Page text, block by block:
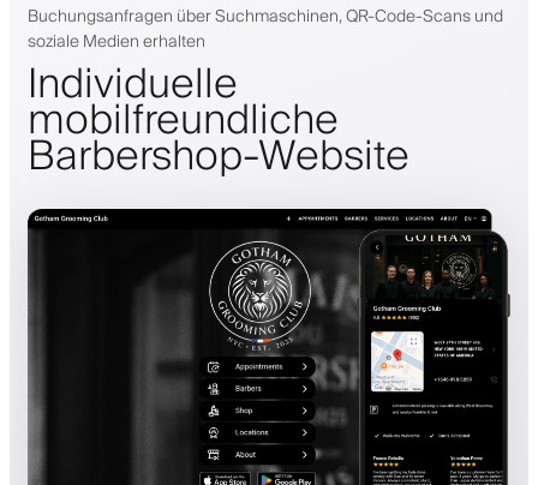
Buchungsanfragen über Suchmaschinen, QR-Code-Scans und
soziale Medien erhalten
Individuelle
mobilfreundliche
Barbershop-Website